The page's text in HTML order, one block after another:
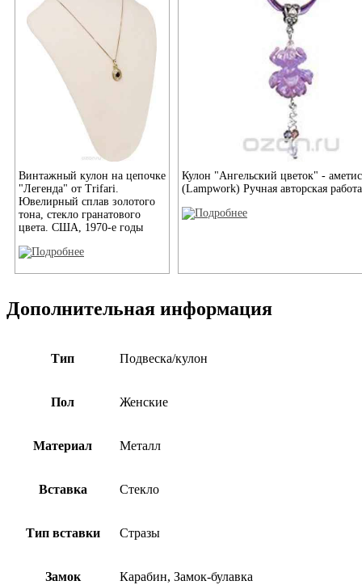
Винтажный кулон на цепочке
"Легенда" от Trifari.
Ювелирный сплав золотого
тона, стекло гранатового
цвета. США, 1970-е годы
Кулон "Ангельский цветок" -
(Lampwork) Ручная авторская работа
Дополнительная информация
Тип Подвеска/кулон
Пол Женские
Материал Металл
Вставка Стекло
Тип вставки Стразы
Замок Карабин, Замок-булавка